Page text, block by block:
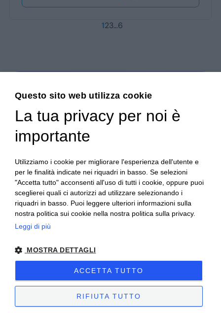
123…6
Hai bisogno di aiuto?
Contatta il nostro Servizio Clienti
019 93 88 009 Scrivici su Whatsapp
Le nostre sedi
Orari di apertura
Menu
Seguici sui social:
P. Iva 01588720092Cookie PolicyPrivacy Policy
Questo sito web utilizza cookie
La tua privacy per noi è
importante
Utilizziamo i cookie per migliorare l'esperienza dell'utente e
per le finalità indicate nei riquadri in basso. Se selezioni
"Accetta tutto" acconsenti all'uso di tutti i cookie, oppure puoi
sceglierei quali ci autorizzi ad utilizzare selezionando i
riquadri in basso. Puoi leggere ulteriori informazioni sulla
nostra politica sui cookie nella nostra politica sulla privacy.
Leggi di più
MOSTRA DETTAGLI
ACCETTA TUTTO
RIFIUTA TUTTO